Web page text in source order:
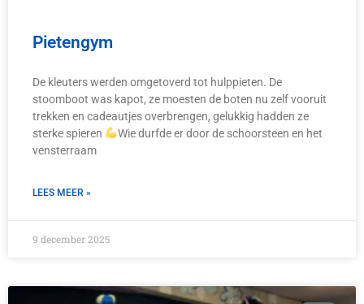
Pietengym
De kleuters werden omgetoverd tot hulppieten. De
stoomboot was kapot, ze moesten de boten nu zelf vooruit
trekken en cadeautjes overbrengen, gelukkig hadden ze
sterke spieren
Wie durfde er door de schoorsteen en het
vensterraam
LEES MEER »
9 december 2025